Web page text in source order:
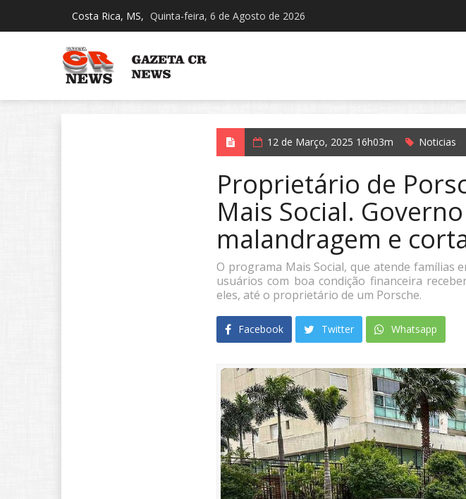
Costa Rica, MS, Quinta-feira, 6 de Agosto de 2026
12 de Março, 2025 16h03m Noticias
Proprietário de
Mais Social.
malandragem e
O programa Mais Social, que atende famílias
usuários com boa condição financeira
eles, até o proprietário de um Porsche.
Facebook Twitter Whatsapp